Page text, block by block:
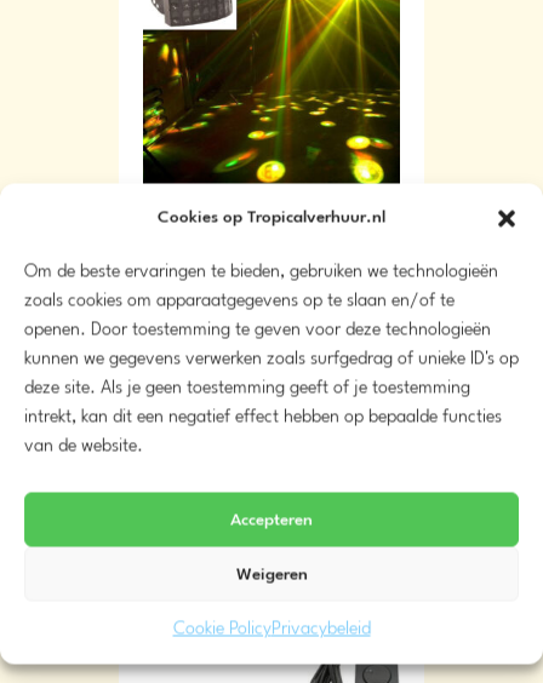
Cookies op Tropicalverhuur.nl
Om de beste ervaringen te bieden, gebruiken we technologieën
zoals cookies om apparaatgegevens op te slaan en/of te
openen. Door toestemming te geven voor deze technologieën
kunnen we gegevens verwerken zoals surfgedrag of unieke ID's op
deze site. Als je geen toestemming geeft of je toestemming
intrekt, kan dit een negatief effect hebben op bepaalde functies
van de website.
Accepteren
Weigeren
Cookie PolicyPrivacybeleid
vanaf € 18,00
Beschikbaarheid